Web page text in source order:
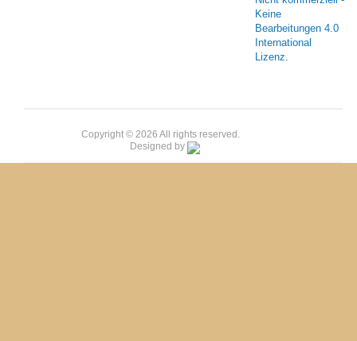
Keine
Bearbeitungen 4.0
International
Lizenz.
Copyright © 2026 All rights reserved.
Designed by